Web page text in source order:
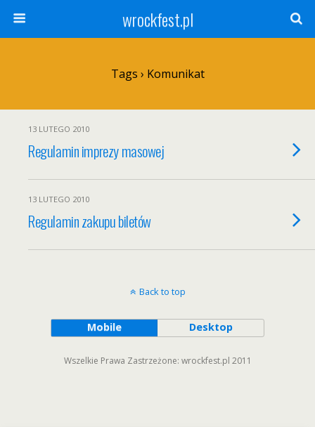
wrockfest.pl
Tags › Komunikat
13 LUTEGO 2010
Regulamin imprezy masowej
13 LUTEGO 2010
Regulamin zakupu biletów
Back to top
Mobile Desktop
Wszelkie Prawa Zastrzeżone: wrockfest.pl 2011